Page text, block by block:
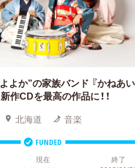
よか”の家族バンド 『かねあ
作CDを最高の作品に！！
北海道 音楽
FUNDED
現在 終了